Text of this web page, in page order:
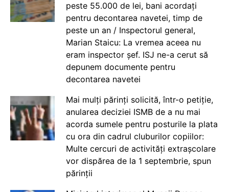
peste 55.000 de lei, bani acordați
pentru decontarea navetei, timp de
peste un an / Inspectorul general,
Marian Staicu: La vremea aceea nu
eram inspector șef. ISJ ne-a cerut să
depunem documente pentru
decontarea navetei
Mai mulți părinți solicită, într-o petiție,
anularea deciziei ISMB de a nu mai
acorda sumele pentru posturile la plata
cu ora din cadrul cluburilor copiilor:
Multe cercuri de activități extrașcolare
vor dispărea de la 1 septembrie, spun
părinții